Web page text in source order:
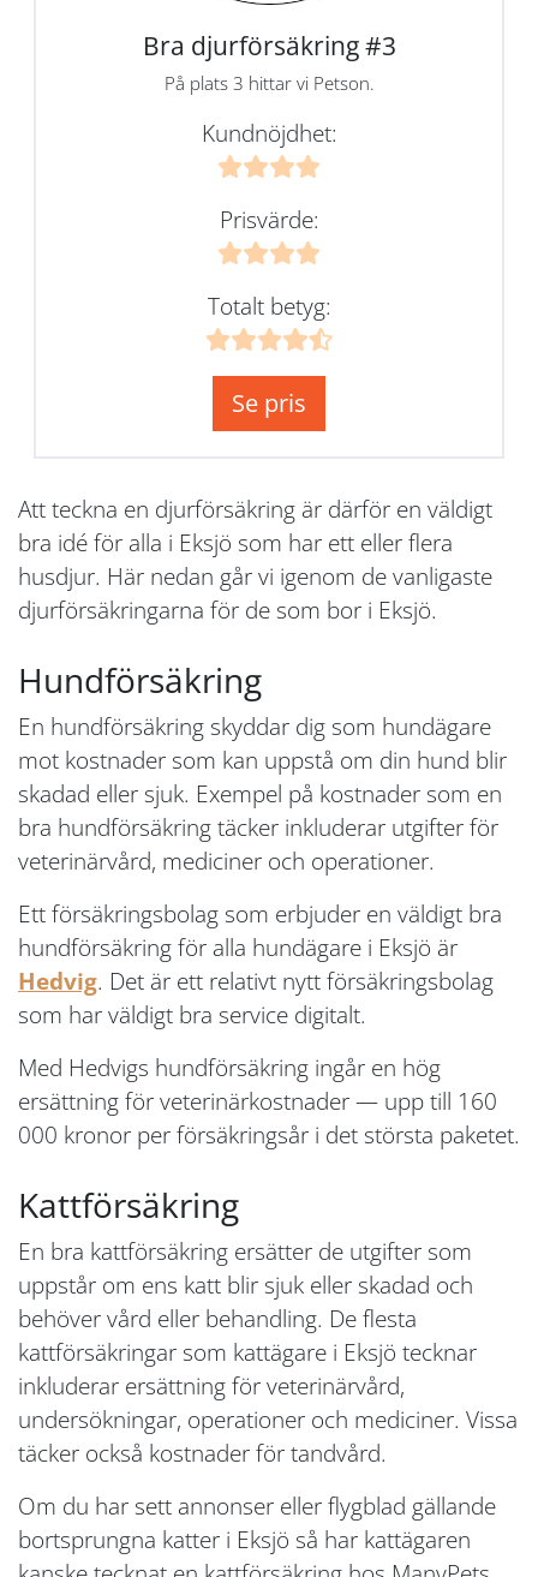
Bra djurförsäkring #3
På plats 3 hittar vi Petson.
Kundnöjdhet:
Prisvärde:
Totalt betyg:
Se pris
Att teckna en djurförsäkring är därför en väldigt
bra idé för alla i Eksjö som har ett eller flera
husdjur. Här nedan går vi igenom de vanligaste
djurförsäkringarna för de som bor i Eksjö.
Hundförsäkring
En hundförsäkring skyddar dig som hundägare
mot kostnader som kan uppstå om din hund blir
skadad eller sjuk. Exempel på kostnader som en
bra hundförsäkring täcker inkluderar utgifter för
veterinärvård, mediciner och operationer.
Ett försäkringsbolag som erbjuder en väldigt bra
hundförsäkring för alla hundägare i Eksjö är
Hedvig. Det är ett relativt nytt försäkringsbolag
som har väldigt bra service digitalt.
Med Hedvigs hundförsäkring ingår en hög
ersättning för veterinärkostnader — upp till 160
000 kronor per försäkringsår i det största paketet.
Kattförsäkring
En bra kattförsäkring ersätter de utgifter som
uppstår om ens katt blir sjuk eller skadad och
behöver vård eller behandling. De flesta
kattförsäkringar som kattägare i Eksjö tecknar
inkluderar ersättning för veterinärvård,
undersökningar, operationer och mediciner. Vissa
täcker också kostnader för tandvård.
Om du har sett annonser eller flygblad gällande
bortsprungna katter i Eksjö så har kattägaren